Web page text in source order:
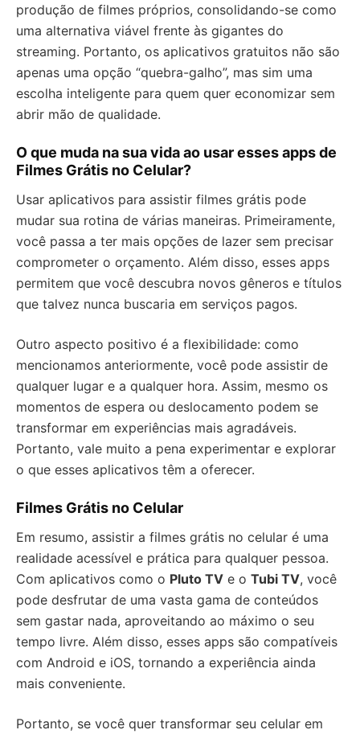
produção de filmes próprios, consolidando-se como
uma alternativa viável frente às gigantes do
streaming. Portanto, os aplicativos gratuitos não são
apenas uma opção “quebra-galho”, mas sim uma
escolha inteligente para quem quer economizar sem
abrir mão de qualidade.
O que muda na sua vida ao usar esses apps de
Filmes Grátis no Celular?
Usar aplicativos para assistir filmes grátis pode
mudar sua rotina de várias maneiras. Primeiramente,
você passa a ter mais opções de lazer sem precisar
comprometer o orçamento. Além disso, esses apps
permitem que você descubra novos gêneros e títulos
que talvez nunca buscaria em serviços pagos.
Outro aspecto positivo é a flexibilidade: como
mencionamos anteriormente, você pode assistir de
qualquer lugar e a qualquer hora. Assim, mesmo os
momentos de espera ou deslocamento podem se
transformar em experiências mais agradáveis.
Portanto, vale muito a pena experimentar e explorar
o que esses aplicativos têm a oferecer.
Filmes Grátis no Celular
Em resumo, assistir a filmes grátis no celular é uma
realidade acessível e prática para qualquer pessoa.
Com aplicativos como o Pluto TV e o Tubi TV, você
pode desfrutar de uma vasta gama de conteúdos
sem gastar nada, aproveitando ao máximo o seu
tempo livre. Além disso, esses apps são compatíveis
com Android e iOS, tornando a experiência ainda
mais conveniente.
Portanto, se você quer transformar seu celular em